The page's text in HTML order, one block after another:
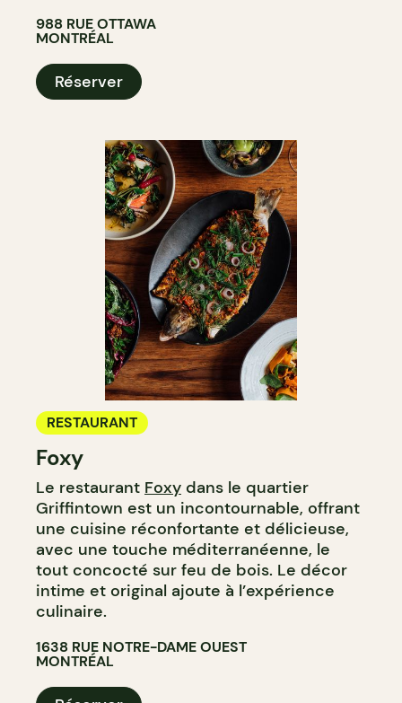
988 RUE OTTAWA
MONTRÉAL
Réserver
RESTAURANT
Foxy
Le restaurant Foxy dans le quartier
Griffintown est un incontournable, offrant
une cuisine réconfortante et délicieuse,
avec une touche méditerranéenne, le
tout concocté sur feu de bois. Le décor
intime et original ajoute à l’expérience
culinaire.
1638 RUE NOTRE-DAME OUEST
MONTRÉAL